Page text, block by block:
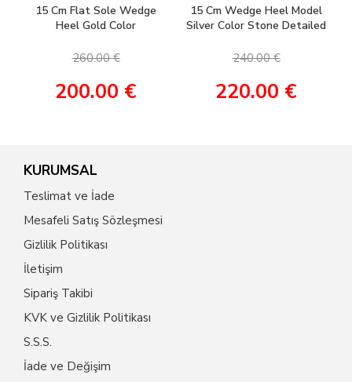
15 Cm Flat Sole Wedge
Heel Gold Color
Shoes, Wedding Shoes
260.00 €
200.00 €
15 Cm Wedge Heel Model
Silver Color Stone Detailed
Engagement Shoes
240.00 €
220.00 €
KURUMSAL
Teslimat ve İade
Mesafeli Satış Sözleşmesi
Gizlilik Politikası
İletişim
Sipariş Takibi
KVK ve Gizlilik Politikası
S.S.S.
İade ve Değişim